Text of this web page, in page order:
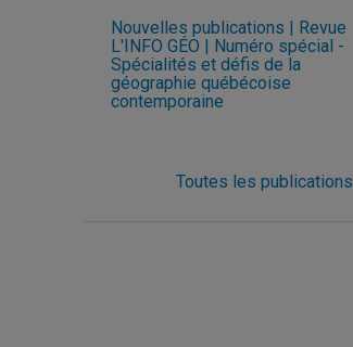
Nouvelles publications | Revue
L'INFO GÉO | Numéro spécial -
Spécialités et défis de la
géographie québécoise
contemporaine
Toutes les publications